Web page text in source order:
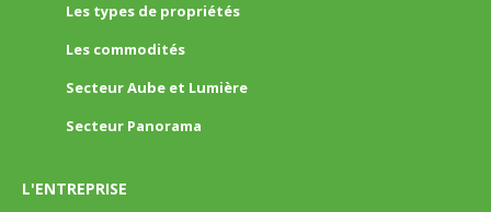
Les types de propriétés
Les commodités
Secteur Aube et Lumière
Secteur Panorama
L'ENTREPRISE